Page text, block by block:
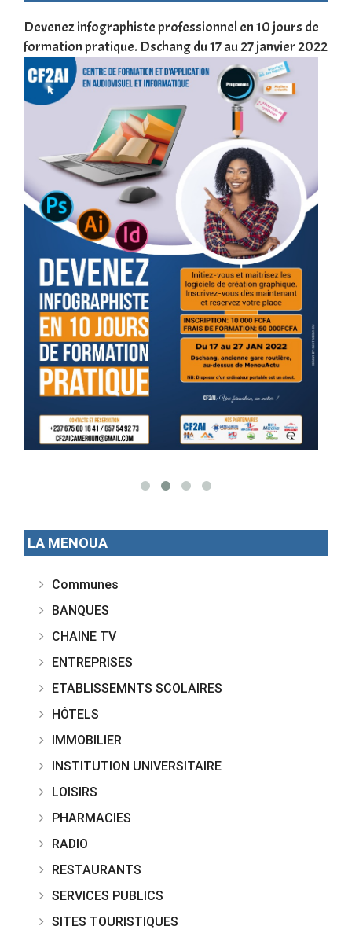
Devenez infographiste professionnel en 10 jours de
formation pratique. Dschang du 17 au 27 janvier 2022
LA MENOUA
Communes
BANQUES
CHAINE TV
ENTREPRISES
ETABLISSEMNTS SCOLAIRES
HÔTELS
IMMOBILIER
INSTITUTION UNIVERSITAIRE
LOISIRS
PHARMACIES
RADIO
RESTAURANTS
SERVICES PUBLICS
SITES TOURISTIQUES